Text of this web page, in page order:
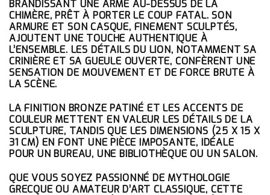
BRANDISSANT UNE ARME AU-DESSUS DE LA
CHIMÈRE, PRÊT À PORTER LE COUP FATAL. SON
ARMURE ET SON CASQUE, FINEMENT SCULPTÉS,
AJOUTENT UNE TOUCHE AUTHENTIQUE À
L’ENSEMBLE. LES DÉTAILS DU LION, NOTAMMENT SA
CRINIÈRE ET SA GUEULE OUVERTE, CONFÈRENT UNE
SENSATION DE MOUVEMENT ET DE FORCE BRUTE À
LA SCÈNE.
LAFINITION BRONZE PATINÉ ET LES ACCENTS DE
COULEUR METTENT EN VALEUR LES DÉTAILS DE LA
SCULPTURE, TANDIS QUE LES DIMENSIONS (25 X 15 X
31 CM) EN FONT UNE PIÈCE IMPOSANTE, IDÉALE
POUR UN BUREAU, UNE BIBLIOTHÈQUE OU UN SALON.
QUE VOUS SOYEZ PASSIONNÉ DE MYTHOLOGIE
GRECQUE OU AMATEUR D’ART CLASSIQUE, CETTE